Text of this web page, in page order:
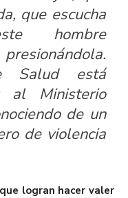
que escucha
hombre
Salud está
al Ministerio
de un
de violencia
logran hacer valer